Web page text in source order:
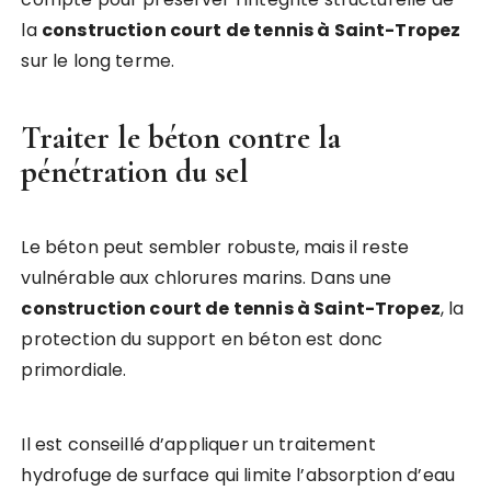
la construction court de tennis à Saint-Tropez
sur le long terme.
Traiter le béton contre la
pénétration du sel
Le béton peut sembler robuste, mais il reste
vulnérable aux chlorures marins. Dans une
construction court de tennis à Saint-Tropez, la
protection du support en béton est donc
primordiale.
Il est conseillé d’appliquer un traitement
hydrofuge de surface qui limite l’absorption d’eau